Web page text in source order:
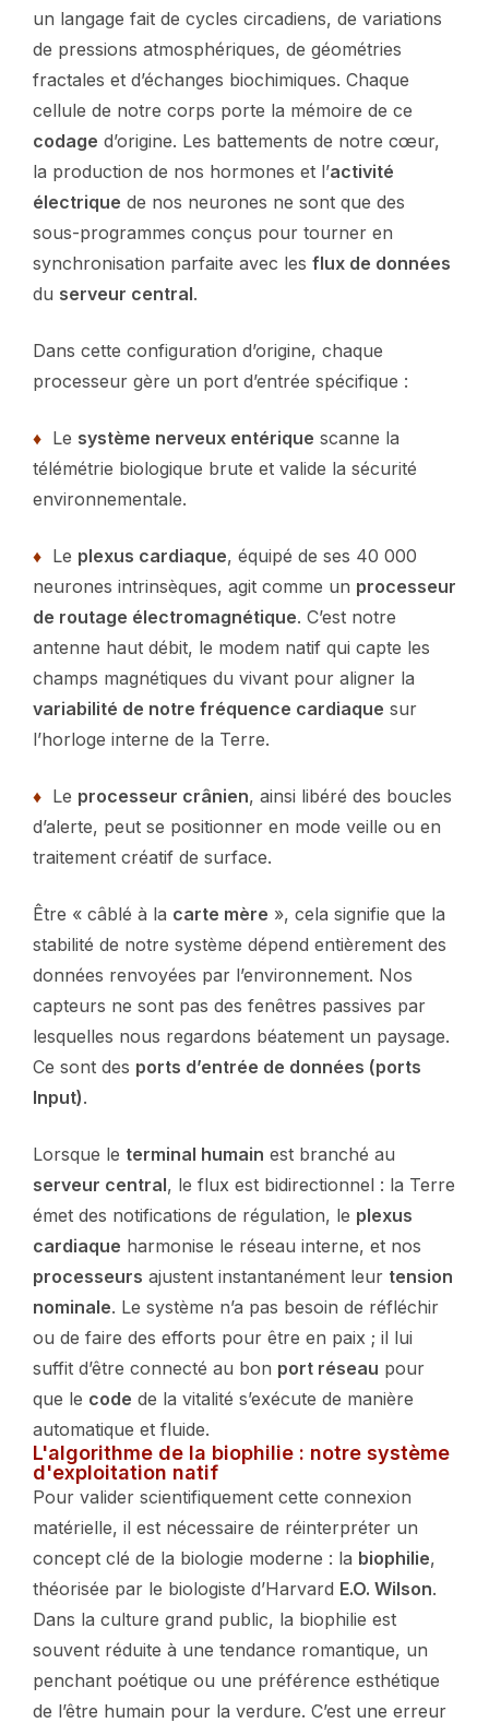
un langage fait de cycles circadiens, de variations
de pressions atmosphériques, de géométries
fractales et d’échanges biochimiques. Chaque
cellule de notre corps porte la mémoire de ce
codage d’origine. Les battements de notre cœur,
la production de nos hormones et l’activité
électrique de nos neurones ne sont que des
sous-programmes conçus pour tourner en
synchronisation parfaite avec les flux de données
du serveur central.
Dans cette configuration d’origine, chaque
processeur gère un port d’entrée spécifique :
♦ Le système nerveux entérique scanne la
télémétrie biologique brute et valide la sécurité
environnementale.
♦ Le plexus cardiaque, équipé de ses 40 000
neurones intrinsèques, agit comme un processeur
de routage électromagnétique. C’est notre
antenne haut débit, le modem natif qui capte les
champs magnétiques du vivant pour aligner la
variabilité de notre fréquence cardiaque sur
l’horloge interne de la Terre.
♦ Le processeur crânien, ainsi libéré des boucles
d’alerte, peut se positionner en mode veille ou en
traitement créatif de surface.
Être « câblé à la carte mère », cela signifie que la
stabilité de notre système dépend entièrement des
données renvoyées par l’environnement. Nos
capteurs ne sont pas des fenêtres passives par
lesquelles nous regardons béatement un paysage.
Ce sont des ports d’entrée de données (ports
Input).
Lorsque le terminal humain est branché au
serveur central, le flux est bidirectionnel : la Terre
émet des notifications de régulation, le plexus
cardiaque harmonise le réseau interne, et nos
processeurs ajustent instantanément leur tension
nominale. Le système n’a pas besoin de réfléchir
ou de faire des efforts pour être en paix ; il lui
suffit d’être connecté au bon port réseau pour
que le code de la vitalité s’exécute de manière
automatique et fluide.
L'algorithme de la biophilie : notre système
d'exploitation natif
Pour valider scientifiquement cette connexion
matérielle, il est nécessaire de réinterpréter un
concept clé de la biologie moderne : la biophilie,
théorisée par le biologiste d’Harvard E.O. Wilson.
Dans la culture grand public, la biophilie est
souvent réduite à une tendance romantique, un
penchant poétique ou une préférence esthétique
de l’être humain pour la verdure. C’est une erreur